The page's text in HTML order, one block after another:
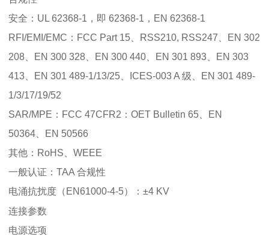
安全：UL 62368-1，即 62368-1，EN 62368-1
RFI/EMI/EMC：FCC Part 15、RSS210, RSS247、EN 302
208、EN 300 328、EN 300 440、EN 301 893、EN 303
413、EN 301 489-1/13/25、ICES-003 A 级、EN 301 489-
1/3/17/19/52
SAR/MPE：FCC 47CFR2：OET Bulletin 65、EN
50364、EN 50566
其他：RoHS、WEEE
一般认证：TAA 合规性
电涌抗扰度（EN61000-4-5）：±4 KV
连接参数
电源选项